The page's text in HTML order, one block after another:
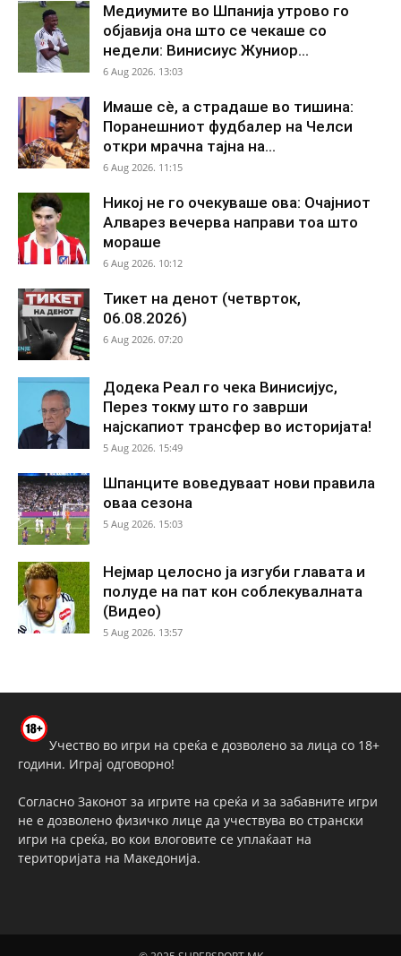
Медиумите во Шпанија утрово го
објавија она што се чекаше со
недели: Винисиус Жуниор...
6 Aug 2026. 13:03
Имаше сè, а страдаше во тишина:
Поранешниот фудбалер на Челси
откри мрачна тајна на...
6 Aug 2026. 11:15
Никој не го очекуваше ова: Очајниот
Алварез вечерва направи тоа што
мораше
6 Aug 2026. 10:12
Тикет на денот (четврток,
06.08.2026)
6 Aug 2026. 07:20
Додека Реал го чека Винисијус,
Перез токму што го заврши
најскапиот трансфер во историјата!
5 Aug 2026. 15:49
Шпанците воведуваат нови правила
оваа сезона
5 Aug 2026. 15:03
Нејмар целосно ја изгуби главата и
полуде на пат кон соблекувалната
(Видео)
5 Aug 2026. 13:57
Учество во игри на среќа е дозволено за лица со 18+
години. Играј одговорно!
Согласно Законот за игрите на среќа и за забавните игри
не е дозволено физичко лице да учествува во странски
игри на среќа, во кои влоговите се уплаќаат на
територијата на Македонија.